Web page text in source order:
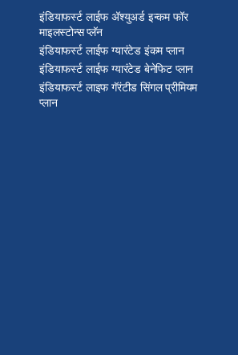
इंडियाफर्स्ट लाईफ अ‍ॅश्युअर्ड इन्कम फॉर
माइलस्टोन्स प्लॅन
इंडियाफर्स्ट लाईफ ग्यारंटेड इंकम प्लान
इंडियाफर्स्ट लाईफ ग्यारंटेड बेनेफिट प्लान
इंडियाफर्स्ट लाइफ गॅरंटीड सिंगल प्रीमियम
प्लान